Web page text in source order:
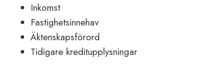
Inkomst
Fastighetsinnehav
Äktenskapsförord
Tidigare kreditupplysningar